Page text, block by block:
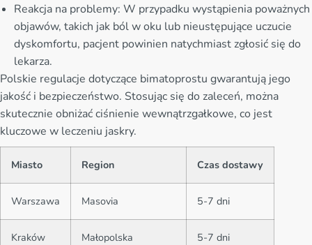
Reakcja na problemy: W przypadku wystąpienia poważnych
objawów, takich jak ból w oku lub nieustępujące uczucie
dyskomfortu, pacjent powinien natychmiast zgłosić się do
lekarza.
Polskie regulacje dotyczące bimatoprostu gwarantują jego
jakość i bezpieczeństwo. Stosując się do zaleceń, można
skutecznie obniżać ciśnienie wewnątrzgałkowe, co jest
kluczowe w leczeniu jaskry.
Miasto Region Czas dostawy
Warszawa Masovia 5-7 dni
Kraków Małopolska 5-7 dni